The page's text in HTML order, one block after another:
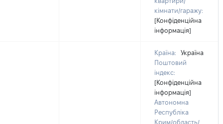
кімнати/гаражу:
[Конфіденційна
інформація]
Країна:
Україна
Поштовий
індекс:
[Конфіденційна
інформація]
Автономна
Республіка
Крим/область/